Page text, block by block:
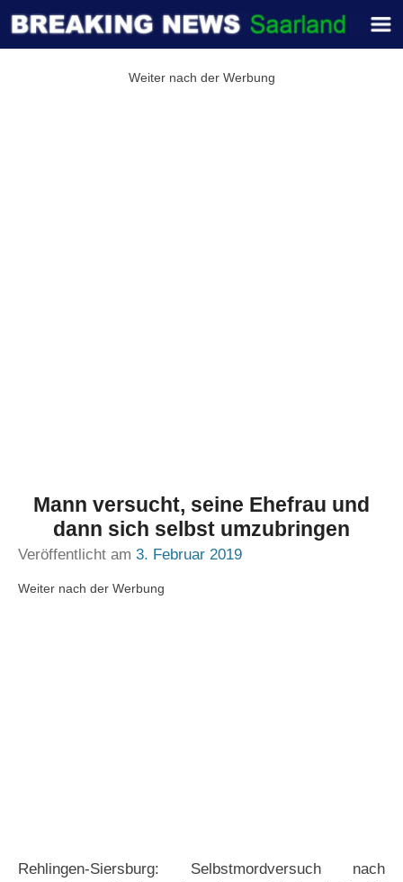
Weiter nach der Werbung
Mann versucht, seine Ehefrau und
dann sich selbst umzubringen
Veröffentlicht am 3. Februar 2019
Weiter nach der Werbung
Rehlingen-Siersburg: Selbstmordversuch nach